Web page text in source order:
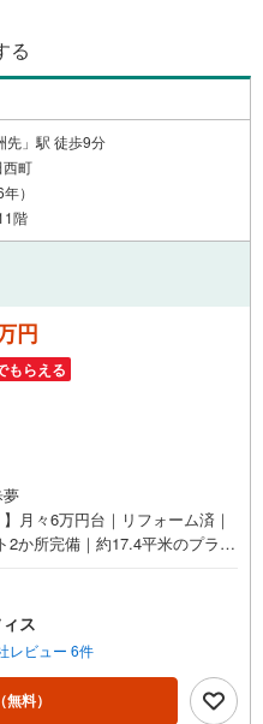
る
先」駅 徒歩9分
西町
）
階
円
もらえる
月々6万円台｜リフォーム済｜
2か所完備｜約17.4平米のプライ
のプライベートガーデン付き！
！■専有面積68.03平米の2LD
空間！■ウォークインクロー
ーム内容（2026年8月29日完
システムキッチン/洗面化粧台/ト
装＞全室クロス張替え/CF施工/
ス
レビュー 6件
（無料）